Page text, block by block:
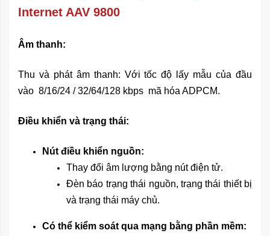
Internet AAV 9800
Âm thanh:
Thu và phát âm thanh: Với tốc độ lấy mẫu của đầu
vào 8/16/24 / 32/64/128 kbps mã hóa ADPCM.
Điều khiển và trạng thái:
Nút điều khiển nguồn:
Thay đổi âm lượng bằng nút điện tử.
Đèn báo trạng thái nguồn, trạng thái thiết bị
và trạng thái máy chủ.
Có thể kiểm soát qua mạng bằng phần mềm: